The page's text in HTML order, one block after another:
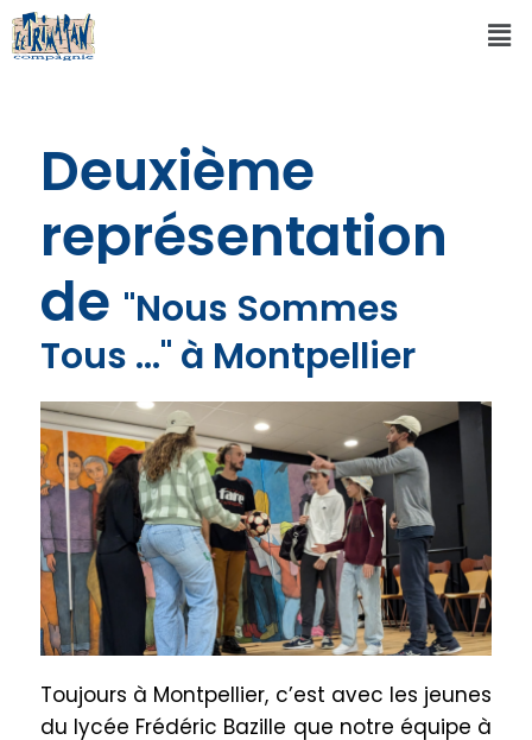
Deuxième
représentation
de "Nous Sommes
Tous ..." à Montpellier
Toujours à Montpellier, c’est avec les jeunes
du lycée Frédéric Bazille que notre équipe à